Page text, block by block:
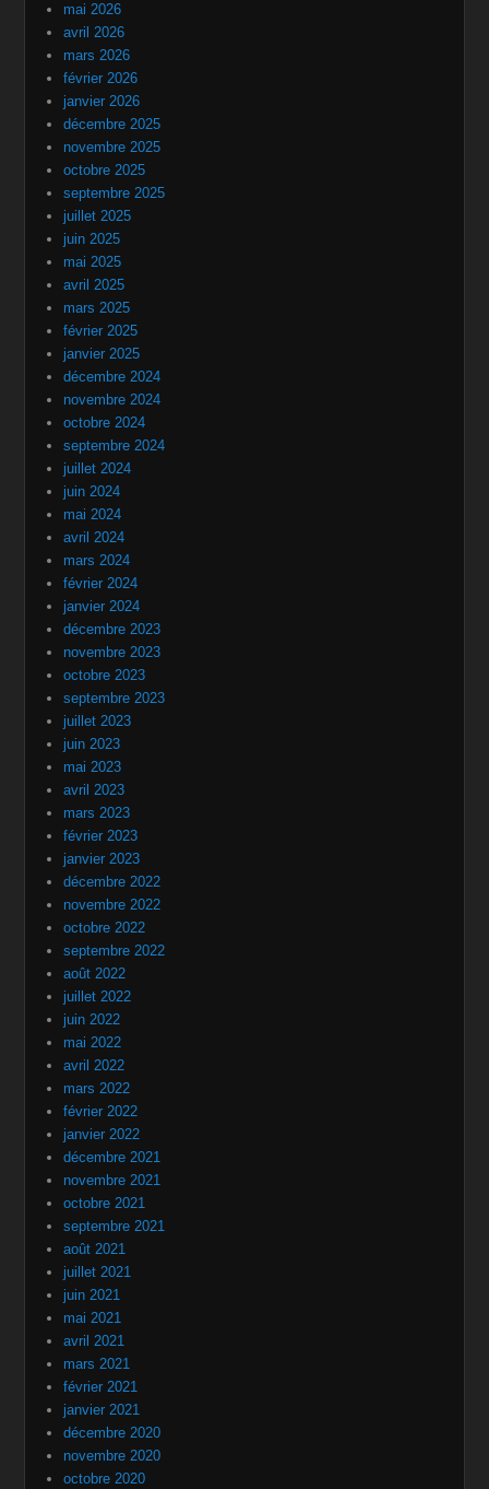
mai 2026
avril 2026
mars 2026
février 2026
janvier 2026
décembre 2025
novembre 2025
octobre 2025
septembre 2025
juillet 2025
juin 2025
mai 2025
avril 2025
mars 2025
février 2025
janvier 2025
décembre 2024
novembre 2024
octobre 2024
septembre 2024
juillet 2024
juin 2024
mai 2024
avril 2024
mars 2024
février 2024
janvier 2024
décembre 2023
novembre 2023
octobre 2023
septembre 2023
juillet 2023
juin 2023
mai 2023
avril 2023
mars 2023
février 2023
janvier 2023
décembre 2022
novembre 2022
octobre 2022
septembre 2022
août 2022
juillet 2022
juin 2022
mai 2022
avril 2022
mars 2022
février 2022
janvier 2022
décembre 2021
novembre 2021
octobre 2021
septembre 2021
août 2021
juillet 2021
juin 2021
mai 2021
avril 2021
mars 2021
février 2021
janvier 2021
décembre 2020
novembre 2020
octobre 2020